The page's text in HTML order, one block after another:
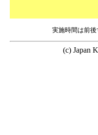
実施時間は前後
(c) Japan